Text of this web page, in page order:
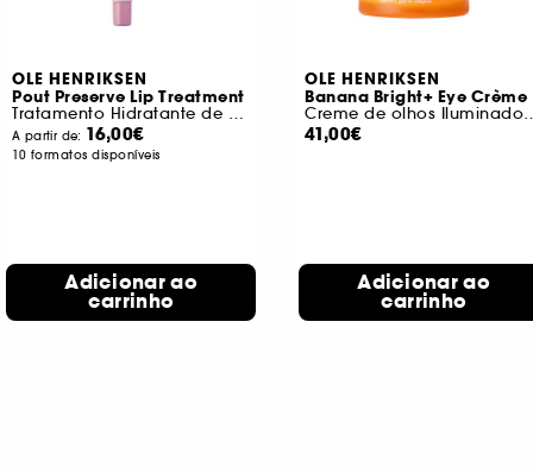
OLE HENRIKSEN
Pout Preserve Lip Treatment
Tratamento Hidratante de Lábios
A partir de: 16,00€
10 formatos disponíveis
Adicionar ao
carrinho
OLE HENRIKSEN
Banana Bright+ Eye Crème
Creme de
41,00€
Adicionar ao
carrinho